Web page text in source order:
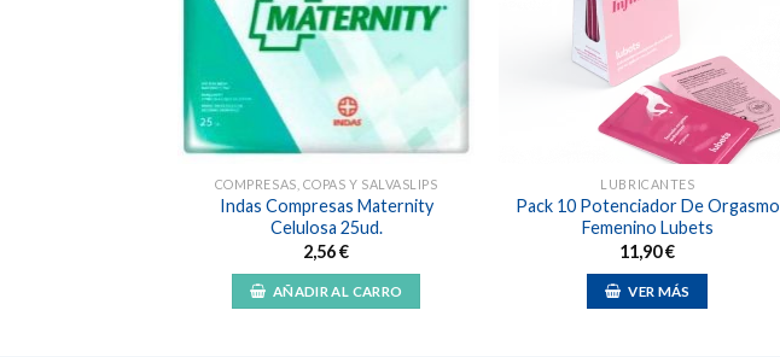
lista de
deseos
COMPRESAS, COPAS Y SALVASLIPS
Indas Compresas Maternity
Celulosa 25ud.
2,56€
AÑADIR AL CARRO
LUBRICANTES
Pack 10 Potenciador De Orgasmo
Femenino Lubets
11,90€
VER MÁS